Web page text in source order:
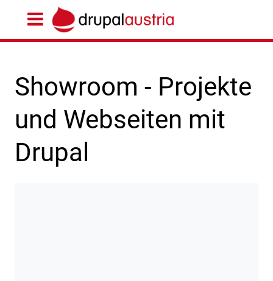
Showroom - Projekte
und Webseiten mit
Drupal